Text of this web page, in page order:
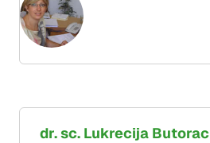
dr. sc. Lukrecija Butorac